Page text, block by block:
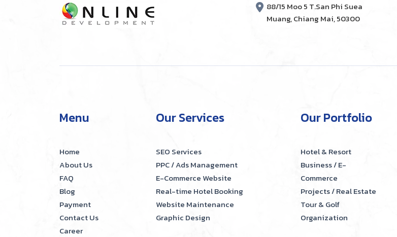
88/15 Moo 5 T.San Phi Suea
Muang, Chiang Mai, 50300
Menu
Home
About Us
FAQ
Blog
Payment
Contact Us
Career
Our Services
SEO Services
PPC / Ads Management
E-Commerce Website
Real-time Hotel Booking
Website Maintenance
Graphic Design
Our Portfolio
Hotel & Resort
Business / E-
Commerce
Projects / Real Estate
Tour & Golf
Organization